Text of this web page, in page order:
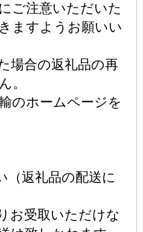
ご注意いただいた
ますようお願いい
場合の返礼品の再
。
のホームページを
（返礼品の配送に
お受取いただけな